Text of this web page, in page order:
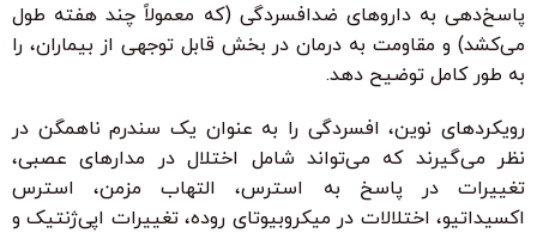
پاسخ‌دهی به داروهای ضدافسردگی (که معمولاً چند هفته طول
می‌کشد) و مقاومت به درمان در بخش قابل توجهی از بیماران، را
به طور کامل توضیح دهد.
رویکردهای نوین، افسردگی را به عنوان یک سندرم ناهمگن در
نظر می‌گیرند که می‌تواند شامل اختلال در مدارهای عصبی،
تغییرات در پاسخ به استرس، التهاب مزمن، استرس
اکسیداتیو، اختلالات در میکروبیوتای روده، تغییرات اپی‌ژنتیک و